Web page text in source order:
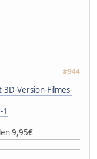
#944
Version-Filmes-
9,95€